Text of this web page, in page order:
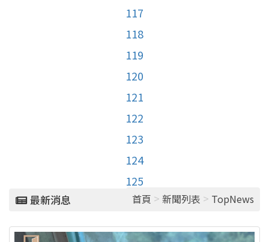
117
118
119
120
121
122
123
124
125
最新消息 首頁 > 新聞列表 > TopNews